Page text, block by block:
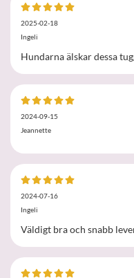
2025-02-18
Ingeli
Hundarna älskar dessa
2024-09-15
Jeannette
2024-07-16
Ingeli
Väldigt bra och snabb